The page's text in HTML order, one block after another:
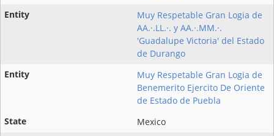
Country
Muy Respetable Gran Logia de
AA.·.LL.·. y AA.·.MM.·.
'Guadalupe Victoria' del Estado
de Durango
Muy Respetable Gran Logia de
Benemerito Ejercito De Oriente
de Estado de Puebla
Mexico